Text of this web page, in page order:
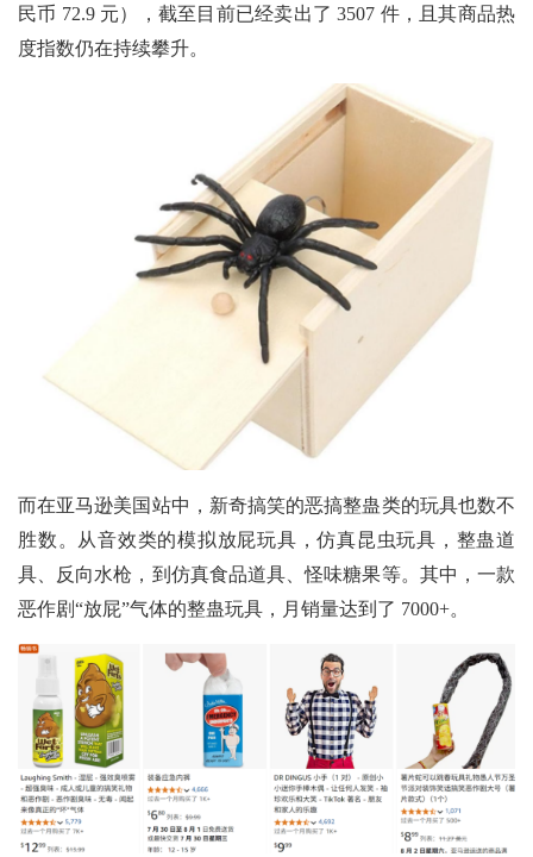
民币 72.9 元），截至目前已经卖出了 3507 件，且其商品热
度指数仍在持续攀升。
而在亚马逊美国站中，新奇搞笑的恶搞整蛊类的玩具也数不
胜数。从音效类的模拟放屁玩具，仿真昆虫玩具，整蛊道
具、反向水枪，到仿真食品道具、怪味糖果等。其中，一款
恶作剧“放屁”气体的整蛊玩具，月销量达到了 7000+。